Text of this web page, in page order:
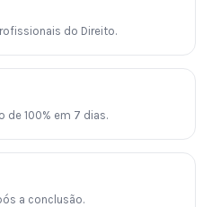
do Direito.
de 100% em 7 dias.
a conclusão.